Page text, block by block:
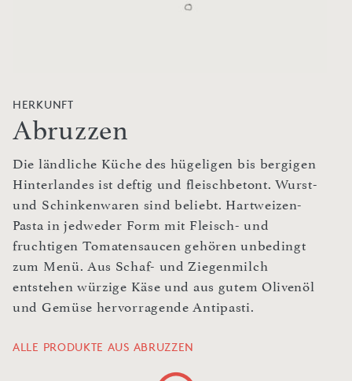
HERKUNFT
Abruzzen
Die ländliche Küche des hügeligen bis bergigen
Hinterlandes ist deftig und fleischbetont. Wurst-
und Schinkenwaren sind beliebt. Hartweizen-
Pasta in jedweder Form mit Fleisch- und
fruchtigen Tomatensaucen gehören unbedingt
zum Menü. Aus Schaf- und Ziegenmilch
entstehen würzige Käse und aus gutem Olivenöl
und Gemüse hervorragende Antipasti.
ALLE PRODUKTE AUS ABRUZZEN